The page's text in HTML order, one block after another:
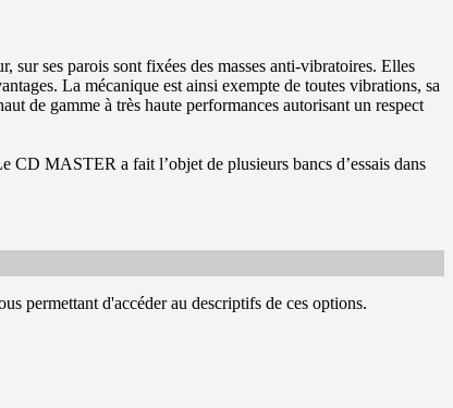
ses parois sont fixées des masses anti-vibratoires. Elles
La mécanique est ainsi exempte de toutes vibrations, sa
de gamme à très haute performances autorisant un respect
CD MASTER a fait l’objet de plusieurs bancs d’essais dans
permettant d'accéder au descriptifs de ces options.